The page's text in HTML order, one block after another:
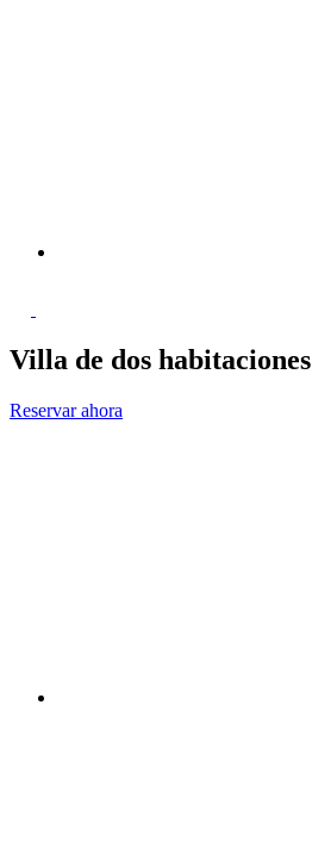
Villa de dos habitaciones
Reservar ahora